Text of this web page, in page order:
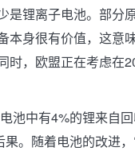
是锂离子电池。部分
身很有价值，这意
时，欧盟正在考虑在
池中有4%的锂来自
。随着电池的改进